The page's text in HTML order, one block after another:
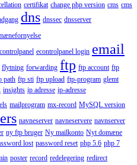
certifikat change php version cms cms
dns dnssec dnsserver
econtrolpanel login email
flytning forwarding ftp ftp account ftp
path ftp sti ftp upload ftp-program glemt
insights ip adresse ip-adresse
mailprogram mx-record MySQL version
navneserver navneservere navnserver
ny ftp bruger Ny mailkonto Nyt domæne
lost password reset php 5.6 php 7
poster record redelegering redirect